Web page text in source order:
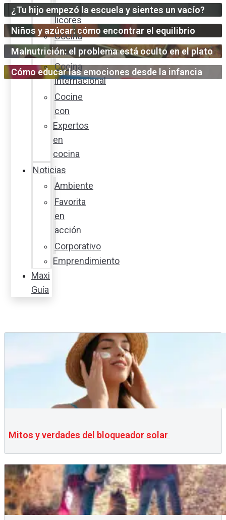
y
licores
Cocina
ecuatoriana
Cocina
internacional
Cocine
con
Expertos
en
cocina
Noticias
Ambiente
Favorita
en
acción
Corporativo
Emprendimiento
Maxi
Guía
¿Tu hijo empezó la escuela y sientes un vacío?
Niños y azúcar: cómo encontrar el equilibrio
Malnutrición: el problema está oculto en el plato
Cómo educar las emociones desde la infancia
Mitos y verdades del bloqueador solar